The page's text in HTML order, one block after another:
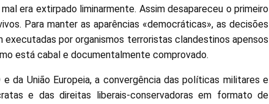
era extirpado liminarmente. Assim desapareceu o primeiro
Para manter as aparências «democráticas», as decisões
por organismos terroristas clandestinos apensos
está cabal e documentalmente comprovado.
da União Europeia, a convergência das políticas militares e
e das direitas liberais-conservadoras em formato de